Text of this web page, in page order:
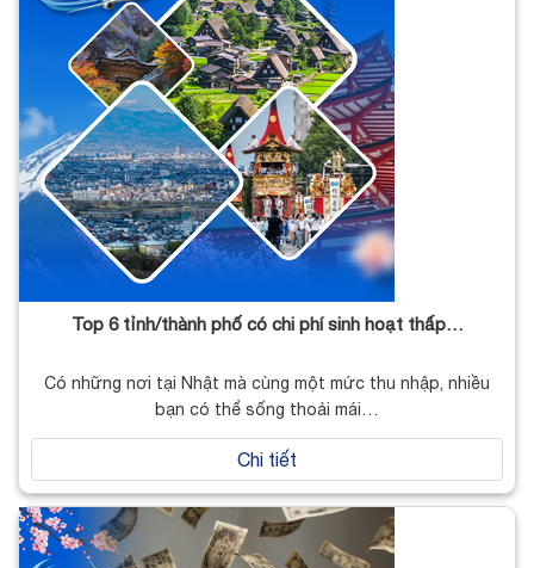
Top 6 tỉnh/thành phố có chi phí sinh hoạt thấp…
Có những nơi tại Nhật mà cùng một mức thu nhập, nhiều
bạn có thể sống thoải mái…
Chi tiết